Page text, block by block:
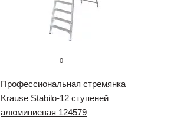
0
Профессиональная стремянка
Krause Stabilo-12 ступеней
алюминиевая 124579